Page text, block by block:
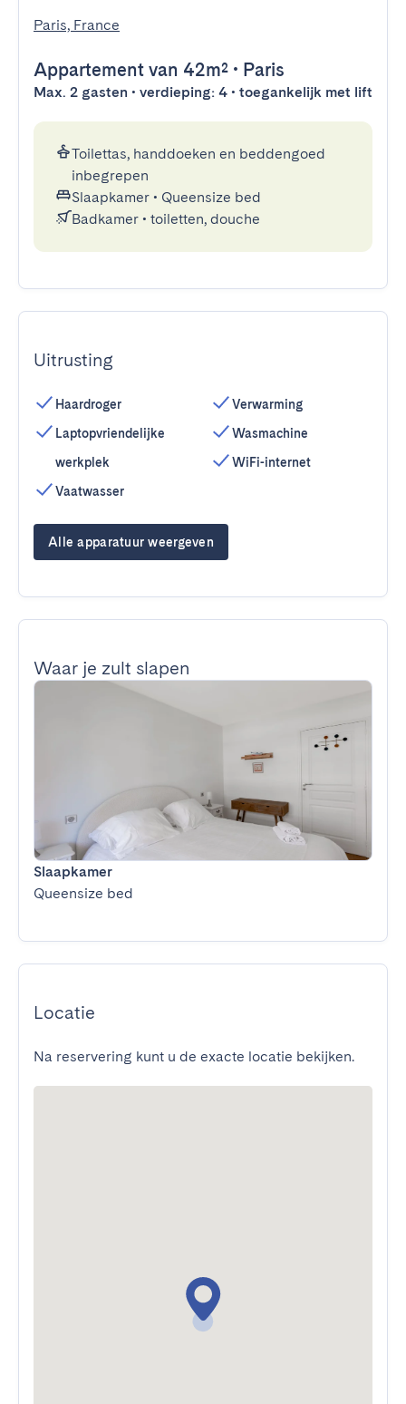
Paris, France
Appartement van 42m² • Paris
Max. 2 gasten • verdieping: 4 • toegankelijk met lift
Toilettas, handdoeken en beddengoed
inbegrepen
Slaapkamer • Queensize bed
Badkamer • toiletten, douche
Uitrusting
Haardroger
Laptopvriendelijke
werkplek
Vaatwasser
Verwarming
Wasmachine
WiFi-internet
Alle apparatuur weergeven
Waar je zult slapen
Slaapkamer
Queensize bed
Locatie
Na reservering kunt u de exacte locatie bekijken.